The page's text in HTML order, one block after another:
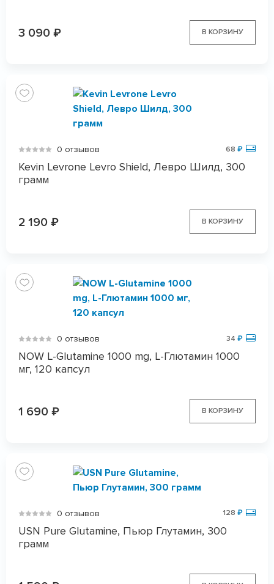
3 090 ₽ В КОРЗИНУ
0 отзывов 68 ₽
Kevin Levrone Levro Shield, Левро Шилд, 300
грамм
2 190 ₽ В КОРЗИНУ
0 отзывов 34 ₽
NOW L-Glutamine 1000 mg, L-Глютамин 1000
мг, 120 капсул
1 690 ₽ В КОРЗИНУ
0 отзывов 128 ₽
USN Pure Glutamine, Пьюр Глутамин, 300
грамм